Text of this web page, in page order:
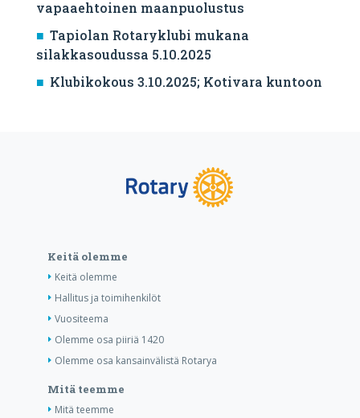
vapaaehtoinen maanpuolustus
Tapiolan Rotaryklubi mukana
silakkasoudussa 5.10.2025
Klubikokous 3.10.2025; Kotivara kuntoon
Keitä olemme
Keitä olemme
Hallitus ja toimihenkilöt
Vuositeema
Olemme osa piiriä 1420
Olemme osa kansainvälistä Rotarya
Mitä teemme
Mitä teemme